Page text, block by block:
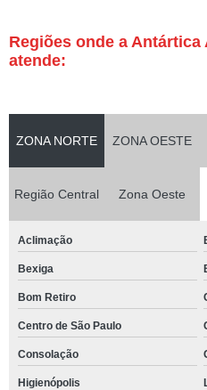
Regiões onde a
atende:
ZONA NORTE ZONA OESTE
Região Central Zona Oeste
Aclimação
Bexiga
Bom Retiro
Centro de São Paulo
Consolação
Higienópolis